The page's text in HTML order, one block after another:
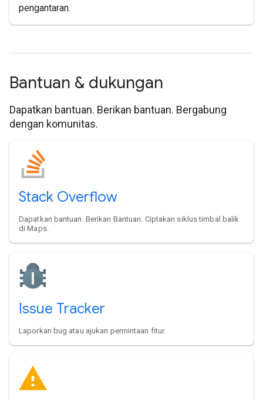
pengantaran.
Bantuan & dukungan
Dapatkan bantuan. Berikan bantuan. Bergabung
dengan komunitas.
Stack Overflow
Dapatkan bantuan. Berikan Bantuan. Ciptakan siklus timbal balik
di Maps.
Issue Tracker
Laporkan bug atau ajukan permintaan fitur.